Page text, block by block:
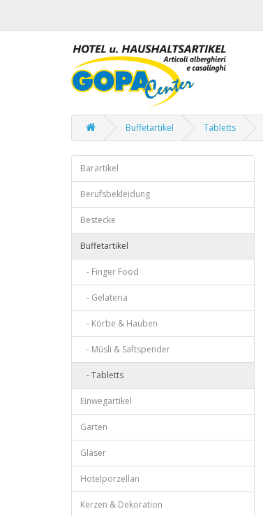
Buffetartikel Tabletts
Barartikel
Berufsbekleidung
Bestecke
Buffetartikel
- Finger Food
- Gelateria
- Körbe & Hauben
- Müsli & Saftspender
- Tabletts
Einwegartikel
Garten
Gläser
Hotelporzellan
Kerzen & Dekoration